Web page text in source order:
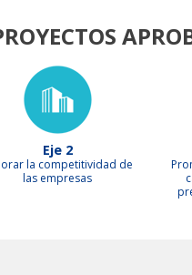
Eje 2
la competitividad de
las empresas